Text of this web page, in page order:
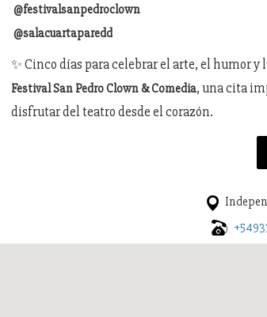
@festivalsanpedroclown
@salacuartaparedd
✨ Cinco días para celebrar el arte, el humor
Festival San Pedro Clown & Comedia, una cita
disfrutar del teatro desde el corazón.